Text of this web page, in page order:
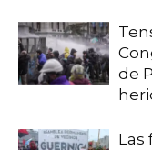
de
Las